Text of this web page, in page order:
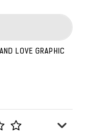
LOVE GRAPHIC